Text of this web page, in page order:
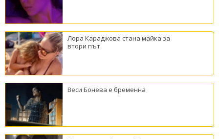
Лора Караджова стана майка за
втори път
Веси Бонева е бременна